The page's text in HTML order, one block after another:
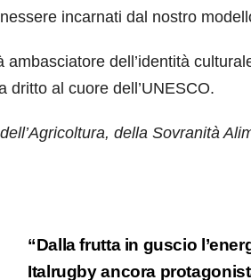
incarnati dal nostro
dell’identità
dritto al cuore dell’UNESCO.
della Sovranità
“Dalla frutta in guscio
Italrugby ancora